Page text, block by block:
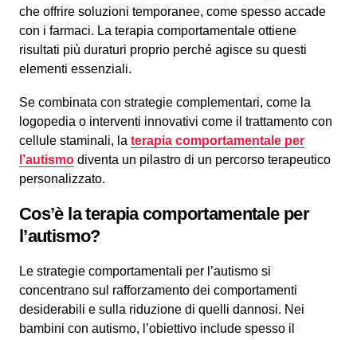
che offrire soluzioni temporanee, come spesso accade
con i farmaci. La terapia comportamentale ottiene
risultati più duraturi proprio perché agisce su questi
elementi essenziali.
Se combinata con strategie complementari, come la
logopedia o interventi innovativi come il trattamento con
cellule staminali, la terapia comportamentale per
l’autismo diventa un pilastro di un percorso terapeutico
personalizzato.
Cos’è la terapia comportamentale per
l’autismo?
Le strategie comportamentali per l’autismo si
concentrano sul rafforzamento dei comportamenti
desiderabili e sulla riduzione di quelli dannosi. Nei
bambini con autismo, l’obiettivo include spesso il